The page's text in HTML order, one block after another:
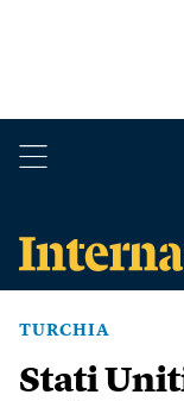
TURCHIA
Stati